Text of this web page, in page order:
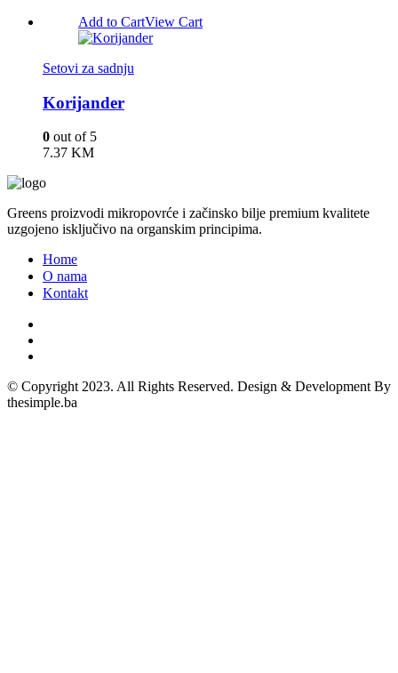
Add to CartView Cart
Setovi za sadnju
Korijander
0 out of 5
7.37 KM
Greens proizvodi mikropovrće i začinsko bilje premium kvalitete
uzgojeno isključivo na organskim principima.
Home
O nama
Kontakt
© Copyright 2023. All Rights Reserved. Design & Development By
thesimple.ba